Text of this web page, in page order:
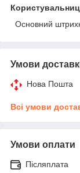
Основний
Умови
Нова Пошта
Всі умови
Умови оплати
Післяплата